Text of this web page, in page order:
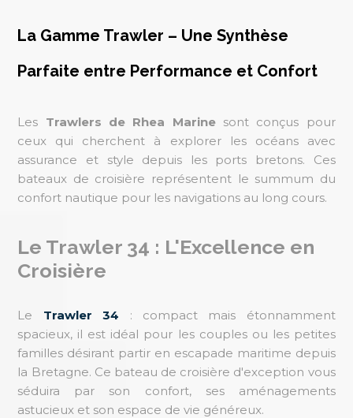
La Gamme Trawler – Une Synthèse
Parfaite entre Performance et Confort
Les Trawlers de Rhea Marinesont conçus pour
ceux qui cherchent à explorer les océans avec
assurance et style depuis les ports bretons. Ces
bateaux de croisière représentent le summum du
confort nautique pour les navigations au long cours.
Le Trawler 34 : L'Excellence en
Croisière
Le Trawler 34 : compact mais étonnamment
spacieux, il est idéal pour les couples ou les petites
familles désirant partir en escapade maritime depuis
la Bretagne. Ce bateau de croisière d'exception vous
séduira par son confort, ses aménagements
astucieux et son espace de vie généreux.